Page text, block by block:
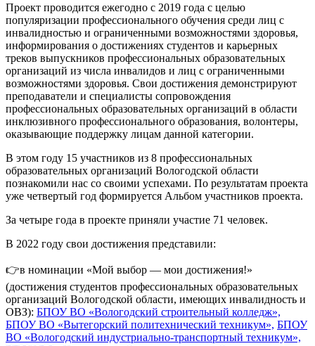
Проект проводится ежегодно с 2019 года с целью
популяризации профессионального обучения среди лиц с
инвалидностью и ограниченными возможностями здоровья,
информирования о достижениях студентов и карьерных
треков выпускников профессиональных образовательных
организаций из числа инвалидов и лиц с ограниченными
возможностями здоровья. Свои достижения демонстрируют
преподаватели и специалисты сопровождения
профессиональных образовательных организаций в области
инклюзивного профессионального образования, волонтеры,
оказывающие поддержку лицам данной категории.
В этом году 15 участников из 8 профессиональных
образовательных организаций Вологодской области
познакомили нас со своими успехами. По результатам проекта
уже четвертый год формируется Альбом участников проекта.
За четыре года в проекте приняли участие 71 человек.
В 2022 году свои достижения представили:
👉в номинации «Мой выбор — мои достижения!»
(достижения студентов профессиональных образовательных
организаций Вологодской области, имеющих инвалидность и
ОВЗ): БПОУ ВО «Вологодский строительный колледж»,
БПОУ ВО «Вытегорский политехнический техникум», БПОУ
ВО «Вологодский индустриально-транспортный техникум»,